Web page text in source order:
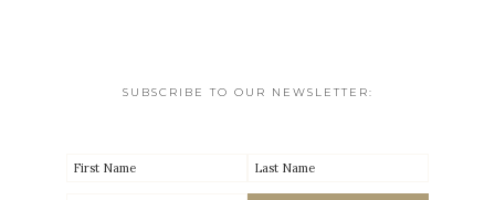
SUBSCRIBE TO OUR NEWSLETTER: